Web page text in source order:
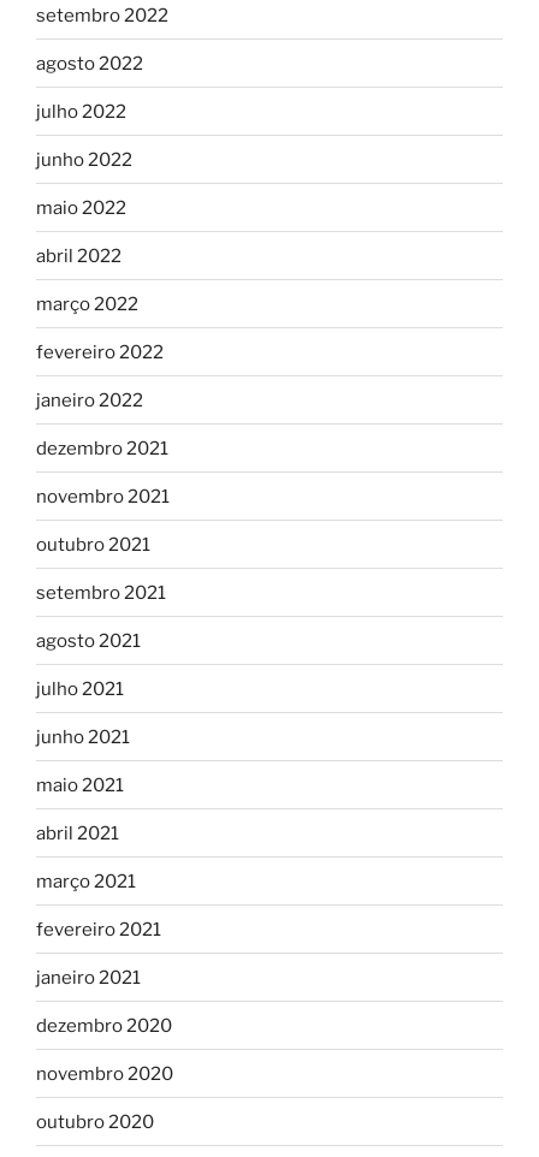
setembro 2022
agosto 2022
julho 2022
junho 2022
maio 2022
abril 2022
março 2022
fevereiro 2022
janeiro 2022
dezembro 2021
novembro 2021
outubro 2021
setembro 2021
agosto 2021
julho 2021
junho 2021
maio 2021
abril 2021
março 2021
fevereiro 2021
janeiro 2021
dezembro 2020
novembro 2020
outubro 2020